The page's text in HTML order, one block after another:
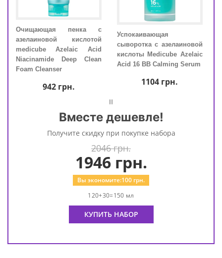
Очищающая пенка с
азелаиновой кислотой
medicube Azelaic Acid
Niacinamide Deep Clean
Foam Cleanser
942грн.
Успокаивающая
сыворотка с азелаиновой
кислоты Medicube Azelaic
Acid 16 BB Calming Serum
1104 грн.
=
Вместе дешевле!
Получите скидку при покупке набора
2046 грн.
1946грн.
Вы экономите:100 грн.
120+30=150 мл
КУПИТЬ НАБОР